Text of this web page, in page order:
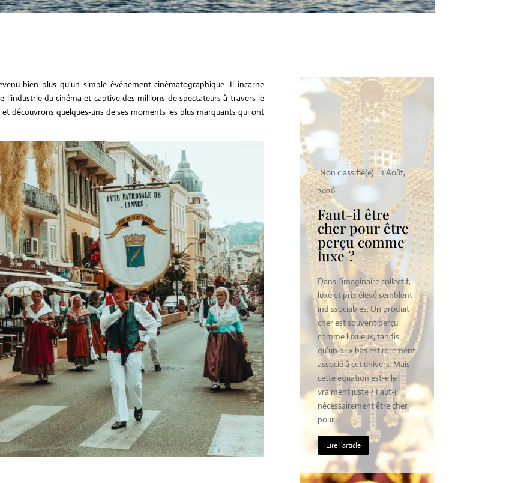
bien plus qu’un simple événement cinématographique. Il incarne
l’industrie du cinéma et captive des millions de spectateurs à travers le
découvrons quelques-uns de ses moments les plus marquants qui ont
Non classifié(e)
2026
Influenceurs et
luxe : bonne ou
mauvaise
stratégie ?
Avec l’essor des réseaux
sociaux, le marketing a
profondément changé, et
le secteur du luxe n’y
échappe pas. Le marketing
d’influence, longtemps
réservé aux produits grand
public, est aujourd’hui
utilisé par de plus en plus
de marques de luxe. Mais
cette stratégie...
Lire l'article
Non classifié(e)
1 Août,
2026
Faut-il être
cher pour être
perçu comme
luxe ?
Dans l’imaginaire collectif,
luxe et prix élevé semblent
indissociables. Un produit
cher est souvent perçu
comme luxueux, tandis
qu’un prix bas est rarement
associé à cet univers. Mais
cette équation est-elle
vraiment juste ? Faut-il
nécessairement être cher
pour...
Lire l'article